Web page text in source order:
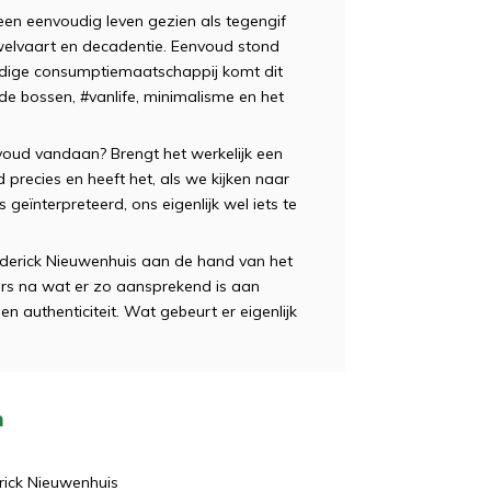
eenvoudig leven gezien als tegengif
en decadentie. Eenvoud stond
consumptiemaatschappij komt dit
bossen, #vanlife, minimalisme en het
vandaan? Brengt het werkelijk een
en heeft het, als we kijken naar
ons eigenlijk wel iets te
Nieuwenhuis aan de hand van het
na wat er zo aansprekend is aan
authenticiteit. Wat gebeurt er eigenlijk
Nieuwenhuis